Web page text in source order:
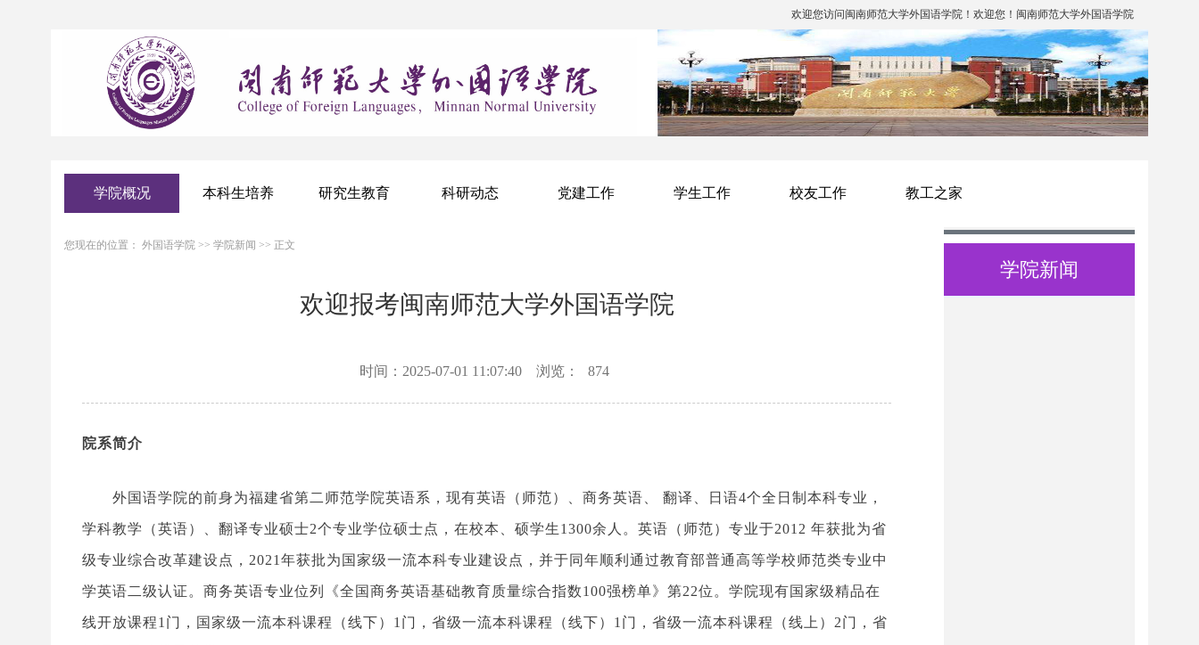
欢迎您访问闽南师范大学外国语学院！欢迎您！闽南师范大学外国语学院
学院概况 本科生培养 研究生教育 科研动态 党建工作 学生工作 校友工作 教工之家
您现在的位置： 外国语学院 >> 学院新闻 >> 正文
欢迎报考闽南师范大学外国语学院
时间：2025-07-01 11:07:40 浏览： 874
院系简介
外国语学院的前身为福建省第二师范学院英语系，现有英语（师范）、商务英语、 翻译、日语4个全日制本科专业，
学科教学（英语）、翻译专业硕士2个专业学位硕士点，在校本、硕学生1300余人。英语（师范）专业于2012 年获批为省
级专业综合改革建设点，2021年获批为国家级一流本科专业建设点，并于同年顺利通过教育部普通高等学校师范类专业中
学英语二级认证。商务英语专业位列《全国商务英语基础教育质量综合指数100强榜单》第22位。学院现有国家级精品在
线开放课程1门，国家级一流本科课程（线下）1门，省级一流本科课程（线下）1门，省级一流本科课程（线上）2门，省
学院新闻